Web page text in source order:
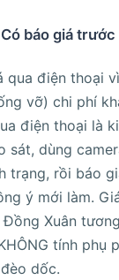
báo giá trước
qua điện thoại
vỡ) chi phí
điện thoại là
sát, dùng
trạng, rồi báo
ý mới làm.
Xuân
tính phụ
dốc.